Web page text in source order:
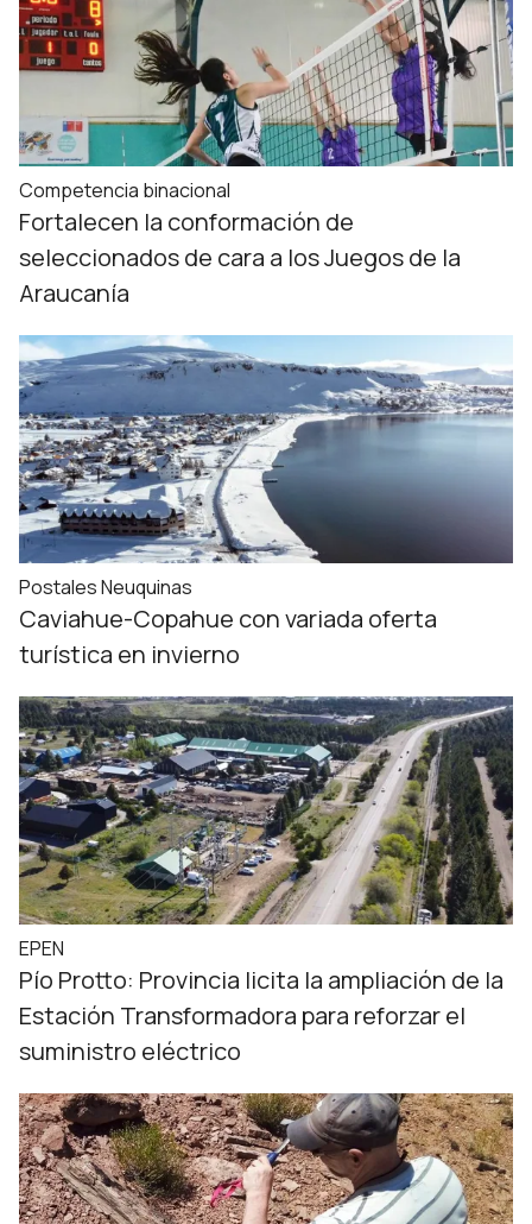
Competencia binacional
Fortalecen la conformación de
seleccionados de cara a los Juegos de la
Araucanía
Postales Neuquinas
Caviahue-Copahue con variada oferta
turística en invierno
EPEN
Pío Protto: Provincia licita la ampliación de la
Estación Transformadora para reforzar el
suministro eléctrico